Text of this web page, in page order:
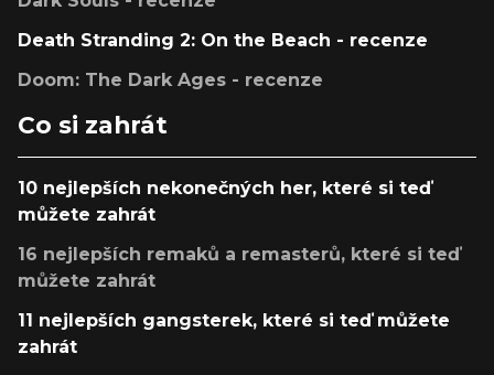
Death Stranding 2: On the Beach - recenze
Doom: The Dark Ages - recenze
Co si zahrát
10 nejlepších nekonečných her, které si teď
můžete zahrát
16 nejlepších remaků a remasterů, které si teď
můžete zahrát
11 nejlepších gangsterek, které si teď můžete
zahrát